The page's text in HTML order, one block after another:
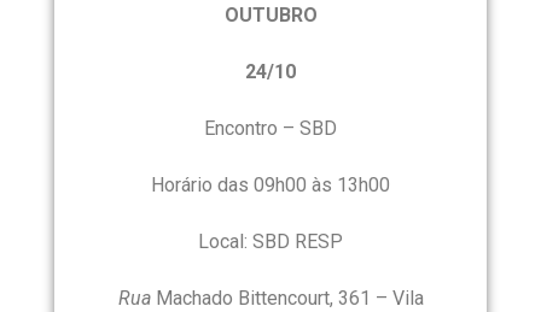
OUTUBRO
24/10
Encontro – SBD
Horário das 09h00 às 13h00
Local: SBD RESP
RuaMachado Bittencourt, 361 – Vila